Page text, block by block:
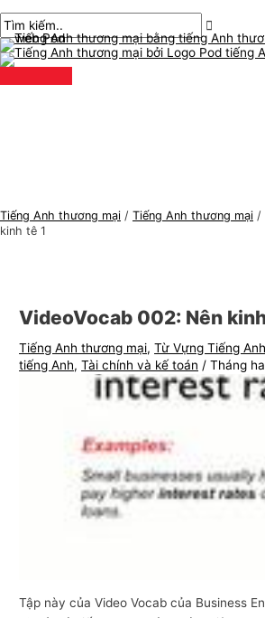
đến
nội
dung
đơn
chính
Tiếng Anh thương mại / Tiếng Anh thương mại /
kinh tê 1
VideoVocab 002: Nên
Tiếng Anh thương mại,Từ Vựng Tiếng
tiếng Anh,Tài chính và kế toán /Tháng
Tập này của Video Vocab của Business
chuyển
hướng
ở
đây..
mail*
C
h
ủ
đ
g
h
T
ì
m
k